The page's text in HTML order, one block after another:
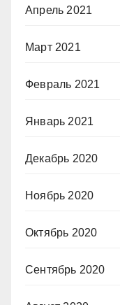
Апрель 2021
Март 2021
Февраль 2021
Январь 2021
Декабрь 2020
Ноябрь 2020
Октябрь 2020
Сентябрь 2020